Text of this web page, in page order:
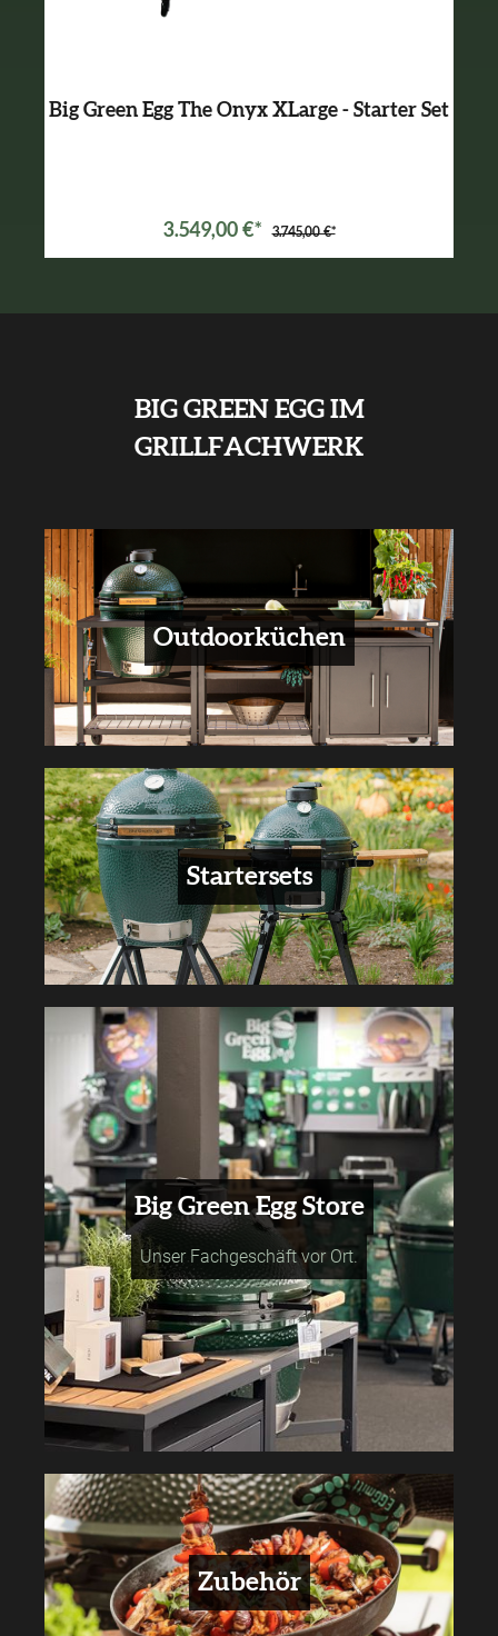
Big Green Egg The Onyx XLarge - Starter Set
3.549,00 €* 3.745,00 €*
BIG GREEN EGG IM
GRILLFACHWERK
Outdoorküchen
Startersets
Big Green Egg Store
Unser Fachgeschäft vor Ort.
Zubehör